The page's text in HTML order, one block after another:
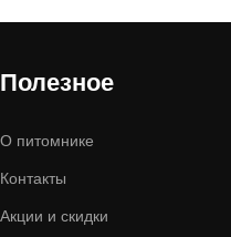
Полезное
О питомнике
Контакты
Акции и скидки